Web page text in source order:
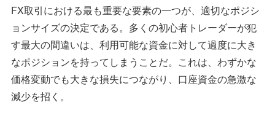
FX取引における最も重要な要素の一つが、適切なポジシ
ョンサイズの決定である。多くの初心者トレーダーが犯
す最大の間違いは、利用可能な資金に対して過度に大き
なポジションを持ってしまうことだ。これは、わずかな
価格変動でも大きな損失につながり、口座資金の急激な
減少を招く。